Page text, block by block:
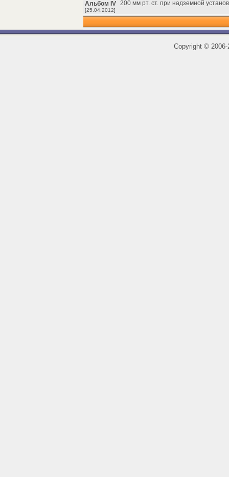
Альбом IV
[25.04.2012]
200 мм рт. ст. при надземной
Copyright ©